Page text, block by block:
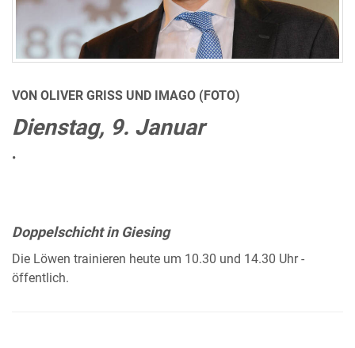
VON OLIVER GRISS UND IMAGO (FOTO)
Dienstag, 9. Januar
•
Doppelschicht in Giesing
Die Löwen trainieren heute um 10.30 und 14.30 Uhr -
öffentlich.